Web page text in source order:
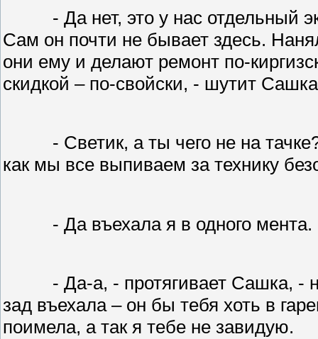
- Да нет, это у нас отдельный
Сам он почти не бывает здесь.
они ему и делают ремонт по-
скидкой – по-свойски, - шутит
- Светик, а ты чего не на
как мы все выпиваем за технику
- Да въехала я в одного мента.
- Да-а, - протягивает Сашка,
зад въехала – он бы тебя хоть в
поимела, а так я тебе не завидую.